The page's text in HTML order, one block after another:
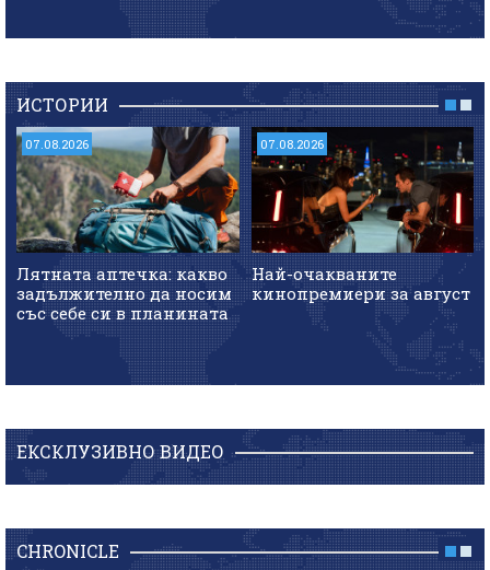
ИСТОРИИ
07.08.2026
Лятната аптечка: какво
задължително да носим
със себе си в планината
07.08.2026
Най-очакваните
кинопремиери за август
ЕКСКЛУЗИВНО ВИДЕО
CHRONICLE